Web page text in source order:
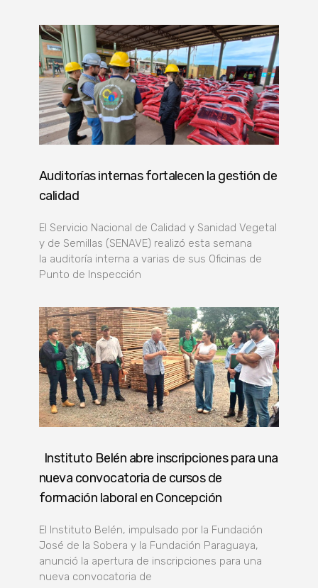
Auditorías internas fortalecen la gestión de
calidad
El Servicio Nacional de Calidad y Sanidad Vegetal
y de Semillas (SENAVE) realizó esta semana
la auditoría interna a varias de sus Oficinas de
Punto de Inspección
Instituto Belén abre inscripciones para una
nueva convocatoria de cursos de
formación laboral en Concepción
El Instituto Belén, impulsado por la Fundación
José de la Sobera y la Fundación Paraguaya,
anunció la apertura de inscripciones para una
nueva convocatoria de